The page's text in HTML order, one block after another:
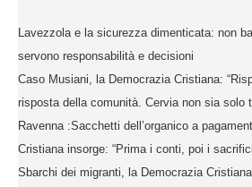
Lavezzola e la sicurezza dimenticata: non
servono responsabilità e decisioni
Caso Musiani, la Democrazia Cristiana:
risposta della comunità. Cervia non sia solo
Ravenna :Sacchetti dell’organico a
Cristiana insorge: “Prima i conti, poi i
Sbarchi dei migranti, la Democrazia